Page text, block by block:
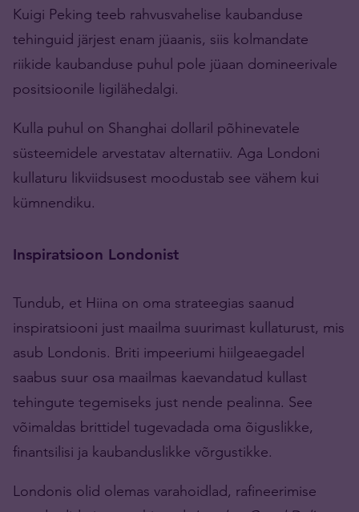
Kuigi Peking teeb rahvusvahelise kaubanduse
tehinguid järjest enam jüaanis, siis kolmandate
riikide kaubanduse puhul pole jüaan domineerivale
positsioonile ligilähedalgi.
Kulla puhul on Shanghai dollaril põhinevatele
süsteemidele arvestatav alternatiiv. Aga Londoni
kullaturu likviidsusest moodustab see vähem kui
kümnendiku.
Inspiratsioon Londonist
Tundub, et Hiina on oma strateegias saanud
inspiratsiooni just maailma suurimast kullaturust, mis
asub Londonis. Briti impeeriumi hiilgeaegadel
saabus suur osa maailmas kaevandatud kullast
tehingute tegemiseks just nende pealinna. See
võimaldas brittidel tugevadada oma õiguslikke,
finantsilisi ja kaubanduslikke võrgustikke.
Londonis olid olemas varahoidlad, rafineerimise